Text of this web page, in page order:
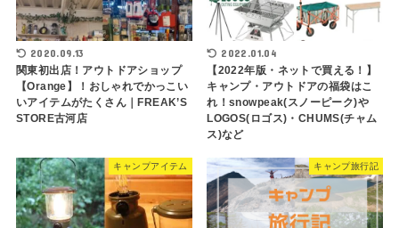
2020.09.13
関東初出店！アウトドアショップ
【Orange】！おしゃれでかっこい
いアイテムがたくさん｜FREAK’S
STORE古河店
2022.01.04
【2022年版・ネットで買える！】
キャンプ・アウトドアの福袋はこ
れ！snowpeak(スノーピーク)や
LOGOS(ロゴス)・CHUMS(チャム
ス)など
キャンプアイテム キャンプ旅行記